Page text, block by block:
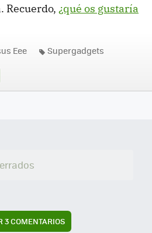
Recuerdo, ¿qué os gustaría
Eee Supergadgets
3 COMENTARIOS